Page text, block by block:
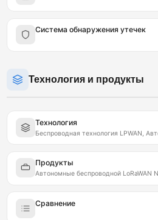
Система обнаружения утечек
Технология и продукты
Технология
Продукты
Сравнение